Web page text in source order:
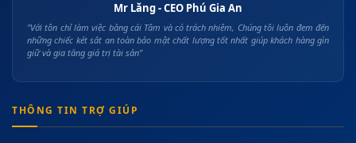
Mr Lăng - CEO Phú Gia An
"Với tôn chỉ làm việc bằng cái Tâm và có trách nhiệm, Chúng tôi luôn đem đến
những chiếc két sắt an toàn bảo mật chất lượng tốt nhất giúp khách hàng gìn
giữ và gia tăng giá trị tài sản"
THÔNG TIN TRỢ GIÚP